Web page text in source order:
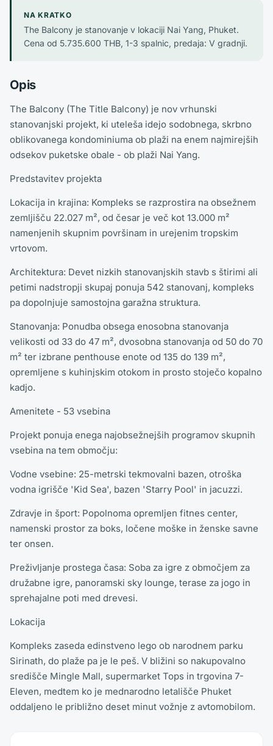
NA KRATKO
The Balcony je stanovanje v lokaciji Nai Yang, Phuket.
Cena od 5.735.600 THB, 1-3 spalnic, predaja: V gradnji.
Opis
The Balcony (The Title Balcony) je nov vrhunski
stanovanjski projekt, ki uteleša idejo sodobnega, skrbno
oblikovanega kondominiuma ob plaži na enem najmirejših
odsekov puketske obale - ob plaži Nai Yang.
Predstavitev projekta
Lokacija in krajina: Kompleks se razprostira na obsežnem
zemljišču 22.027 m², od česar je več kot 13.000 m²
namenjenih skupnim površinam in urejenim tropskim
vrtovom.
Architektura: Devet nizkih stanovanjskih stavb s štirimi ali
petimi nadstropji skupaj ponuja 542 stanovanj, kompleks
pa dopolnjuje samostojna garažna struktura.
Stanovanja: Ponudba obsega enosobna stanovanja
velikosti od 33 do 47 m², dvosobna stanovanja od 50 do 70
m² ter izbrane penthouse enote od 135 do 139 m²,
opremljene s kuhinjskim otokom in prosto stoječo kopalno
kadjo.
Amenitete - 53 vsebina
Projekt ponuja enega najobsežnejših programov skupnih
vsebina na tem območju:
Vodne vsebine: 25-metrski tekmovalni bazen, otroška
vodna igrišče 'Kid Sea', bazen 'Starry Pool' in jacuzzi.
Zdravje in šport: Popolnoma opremljen fitnes center,
namenski prostor za boks, ločene moške in ženske savne
ter onsen.
Preživljanje prostega časa: Soba za igre z območjem za
družabne igre, panoramski sky lounge, terase za jogo in
sprehajalne poti med drevesi.
Lokacija
Kompleks zaseda edinstveno lego ob narodnem parku
Sirinath, do plaže pa je le peš. V bližini so nakupovalno
središče Mingle Mall, supermarket Tops in trgovina 7-
Eleven, medtem ko je mednarodno letališče Phuket
oddaljeno le približno deset minut vožnje z avtomobilom.